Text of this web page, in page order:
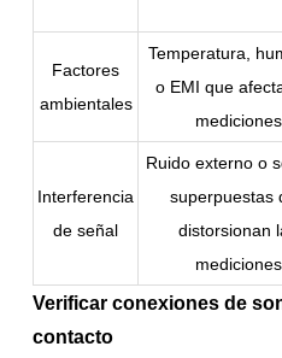
Factores
ambientales
Temperatura,
o EMI que
mediciones
Interferencia
de señal
Ruido externo o
superpuestas
distorsionan
mediciones
Verificar conexiones de
contacto